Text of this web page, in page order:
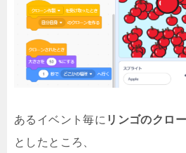
あるイベント毎に リンゴのクロ
としたところ、